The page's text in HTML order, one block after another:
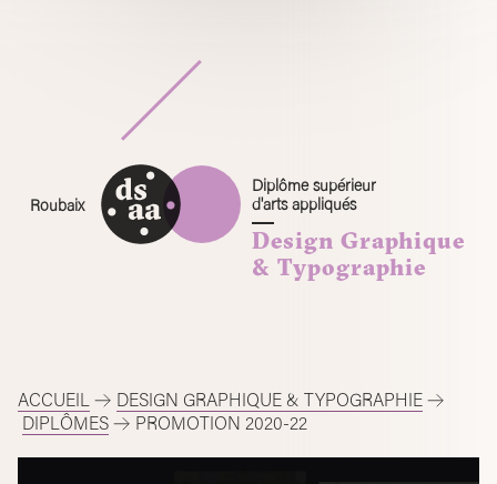
Roubaix
Diplôme supérieur
d'arts appliqués
Design Graphique
& Typographie
ACCUEIL
DESIGN GRAPHIQUE & TYPOGRAPHIE
DIPLÔMES
PROMOTION 2020-22